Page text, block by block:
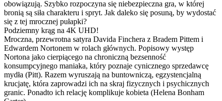
obowiązują. Szybko rozpoczyna się niebezpieczna gra, w której
bronią są siła charakteru i spryt. Jak daleko się posuną, by wydostać
się z tej mrocznej pułapki?
Podziemny krąg na 4K UHD!
Mroczna, przewrotna satyra Davida Finchera z Bradem Pittem i
Edwardem Nortonem w rolach głównych. Popisowy występ
Nortona jako cierpiącego na chroniczną bezsenność
konsumpcyjnego maniaka, który poznaje cynicznego sprzedawcę
mydła (Pitt). Razem wyruszają na buntowniczą, egzystencjalną
krucjatę, która zaprowadzi ich na skraj fizycznych i psychicznych
granic. Ponadto ich relację komplikuje kobieta (Helena Bonham